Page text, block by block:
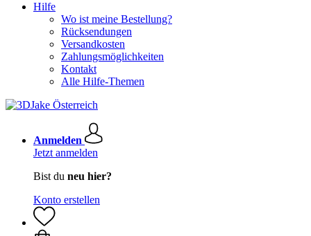
Hilfe
Wo ist meine Bestellung?
Rücksendungen
Versandkosten
Zahlungsmöglichkeiten
Kontakt
Alle Hilfe-Themen
Anmelden
Jetzt anmelden
Bist du neu hier?
Konto erstellen